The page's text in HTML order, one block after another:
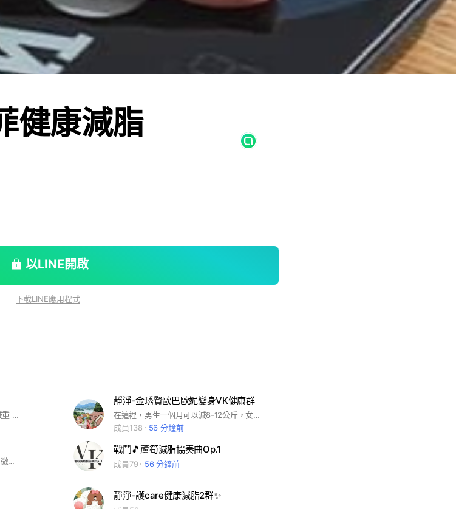
健康減脂
以LINE開啟
下載LINE應用程式
#人生最後一次減重 #減掉體脂肪才是減重 #擁有健康才是真正的財富
靜淨-金琇賢歐巴歐妮變身VK健康群
在這裡，男生一個月可以減8-12公斤，女生一個月可以減5-8公斤，大大改變身形與外貌，從大叔變歐巴、大嬸變歐妮。想進群，請先加版主的line : waoandrew
成員138
56 分鐘前
享瘦體質，先從腸道開始 微瘦殿堂是由微康經銷商-微瘦女神健康數位顧問公司以專注減脂健康計劃，腸代謝、脂代謝為核心，整合營養飲食的健康計劃，透過顧問群協助學員身體核心數據的判斷，調整飲食及腸道功能，達到標準的體脂率成為享瘦體質，逆轉脂肪肝及多種慢性病。 小心護「肝」健康不超載， 想維持健康體態，先有好肝。
戰鬥🎵蘆筍減脂協奏曲Op.1
成員79 56 分鐘前
靜淨-護care健康減脂2群✨